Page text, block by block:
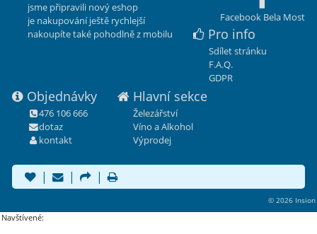
Facebook Bela Most
jsme připravili nový eshop
je nakupování ještě rychlejší
nakoupíte také pohodlně z mobilu
Pro info
Sdílet stránku
F.A.Q.
GDPR
Objednávky
476 106 666
dotaz
kontakt
Hlavní sekce
Železářství
Víno a Alkohol
Výprodej
| | |
© 2026 Insion
Navštívené: